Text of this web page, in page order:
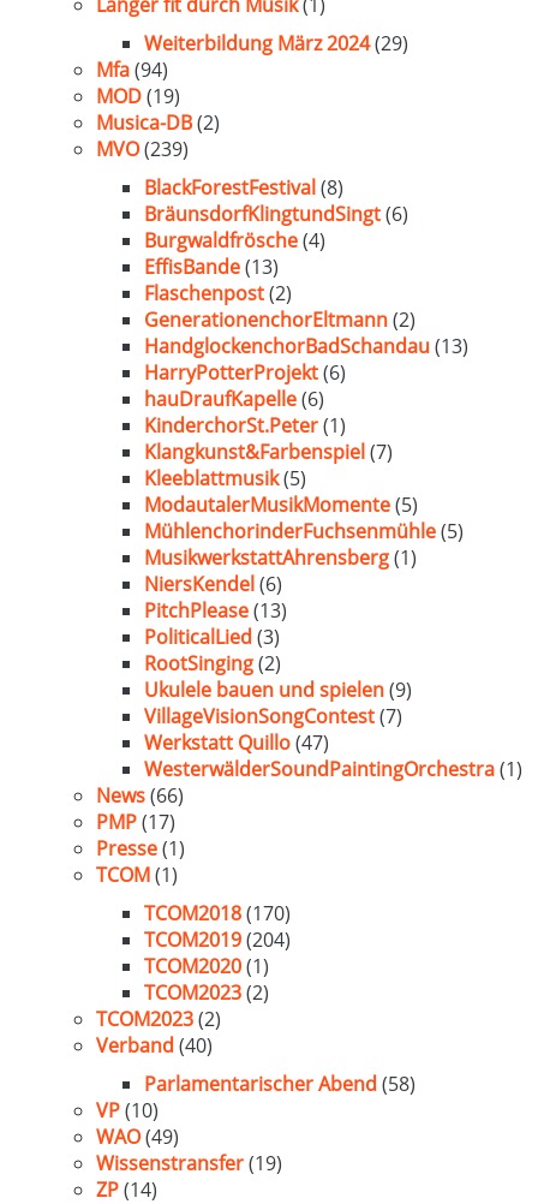
Weiterbildung März 2024(29)
Mfa(94)
MOD(19)
Musica-DB(2)
MVO(239)
BlackForestFestival(8)
BräunsdorfKlingtundSingt(6)
Burgwaldfrösche(4)
EffisBande(13)
Flaschenpost(2)
GenerationenchorEltmann(2)
HandglockenchorBadSchandau(13)
HarryPotterProjekt(6)
hauDraufKapelle(6)
KinderchorSt.Peter(1)
Klangkunst&Farbenspiel(7)
Kleeblattmusik(5)
ModautalerMusikMomente(5)
MühlenchorinderFuchsenmühle(5)
MusikwerkstattAhrensberg(1)
NiersKendel(6)
PitchPlease(13)
PoliticalLied (3)
RootSinging(2)
Ukulele bauen und spielen(9)
VillageVisionSongContest(7)
Werkstatt Quillo(47)
WesterwälderSoundPaintingOrchestra(1)
News(66)
PMP(17)
Presse(1)
TCOM(1)
TCOM2018(170)
TCOM2019(204)
TCOM2020(1)
TCOM2023(2)
TCOM2023(2)
Verband (40)
Parlamentarischer Abend (58)
VP(10)
WAO(49)
Wissenstransfer(19)
ZP(14)